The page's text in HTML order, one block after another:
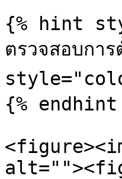
{% hint
ตรวจสอบก
{% endhint